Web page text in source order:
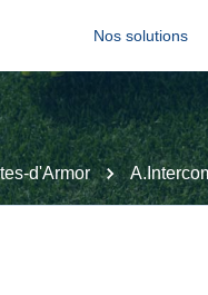
Nos solutions
d'Armor